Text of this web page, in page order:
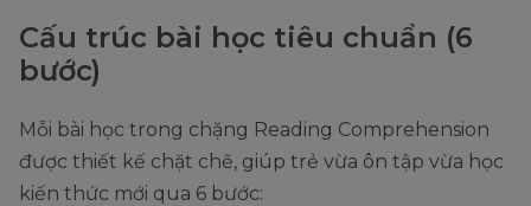
Cấu trúc bài học tiêu chuẩn (6
bước)
Mỗi bài học trong chặng Reading Comprehension
được thiết kế chặt chẽ, giúp trẻ vừa ôn tập vừa học
kiến thức mới qua 6 bước: